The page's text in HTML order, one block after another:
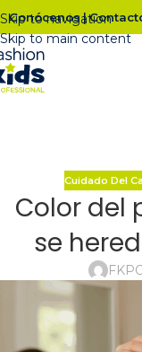
Skip to navigation
Skip to main content
Conócenos|
Cuidado Del
Color del
se
FKP